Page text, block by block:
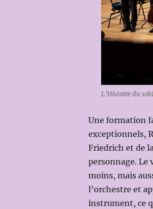
L’Histoire du
Une formation
exceptionnels,
Friedrich et de
personnage. Le
moins, mais
l’orchestre et
instrument, ce